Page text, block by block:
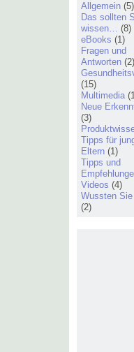
Allgemein (5)
Das sollten
wissen… (8)
eBooks (1)
Fragen und
Antworten (2)
(15)
Multimedia
Neue
(3)
Tipps für
Eltern (1)
Tipps und
Videos (4)
Wussten
(2)